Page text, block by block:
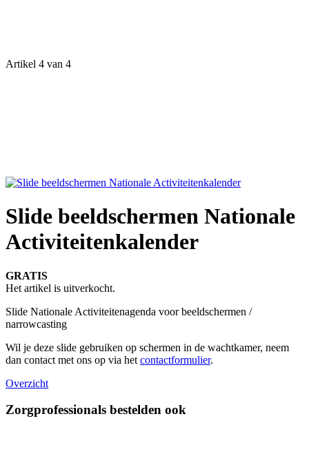
Artikel 4 van 4
Slide beeldschermen Nationale
Activiteitenkalender
GRATIS
Het artikel is uitverkocht.
Slide Nationale Activiteitenagenda voor beeldschermen /
narrowcasting
Wil je deze slide gebruiken op schermen in de wachtkamer, neem
dan contact met ons op via het contactformulier.
Overzicht
Zorgprofessionals bestelden ook